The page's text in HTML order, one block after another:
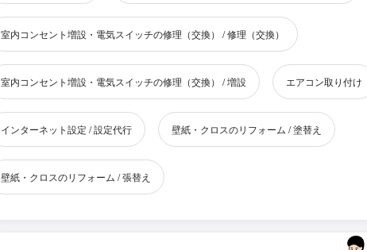
室内コンセント増設・電気スイッチの修理（交換） / 修理（交換）
室内コンセント増設・電気スイッチの修理（交換） / 増設 エアコン取り付け
インターネット設定 / 設定代行 壁紙・クロスのリフォーム / 塗替え
壁紙・クロスのリフォーム / 張替え